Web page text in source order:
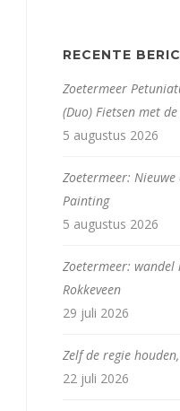
RECENTE
Zoetermeer
(Duo) Fietsen met
5 augustus 2026
Zoetermeer:
Painting
5 augustus 2026
Zoetermeer:
Rokkeveen
29 juli 2026
Zelf de regie
22 juli 2026